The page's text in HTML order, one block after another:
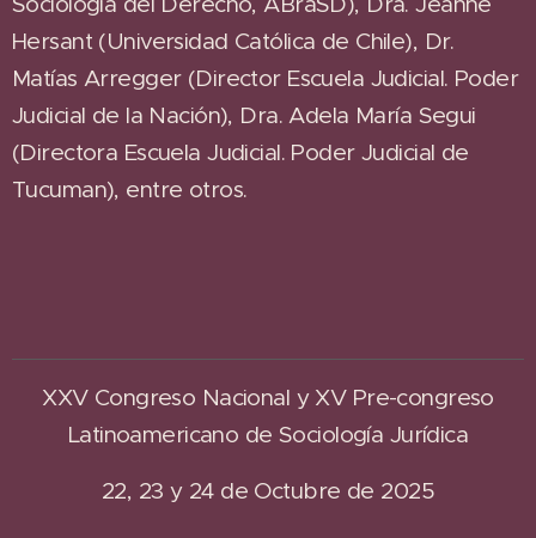
Hersant (Universidad Católica de Chile), Dr.
Matías Arregger (Director Escuela Judicial. Poder
Judicial de la Nación), Dra. Adela María Segui
(Directora Escuela Judicial. Poder Judicial de
Tucuman), entre otros.
XXV Congreso Nacional y XV Pre-congreso
Latinoamericano de Sociología Jurídica
22, 23 y 24 de Octubre de 2025